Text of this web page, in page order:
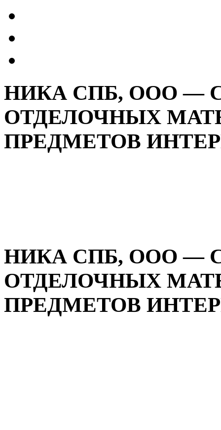
НИКА СПБ, ООО —
ОТДЕЛОЧНЫХ
ПРЕДМЕТОВ
НИКА СПБ, ООО —
ОТДЕЛОЧНЫХ
ПРЕДМЕТОВ